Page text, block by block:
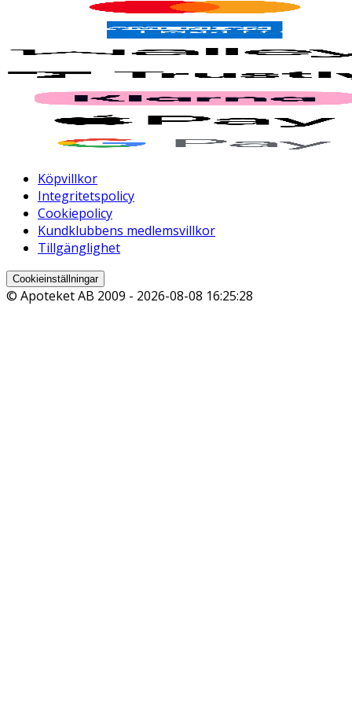
Köpvillkor
Integritetspolicy
Cookiepolicy
Kundklubbens medlemsvillkor
Tillgänglighet
Cookieinställningar
© Apoteket AB 2009 - 2026-08-08 16:25:28